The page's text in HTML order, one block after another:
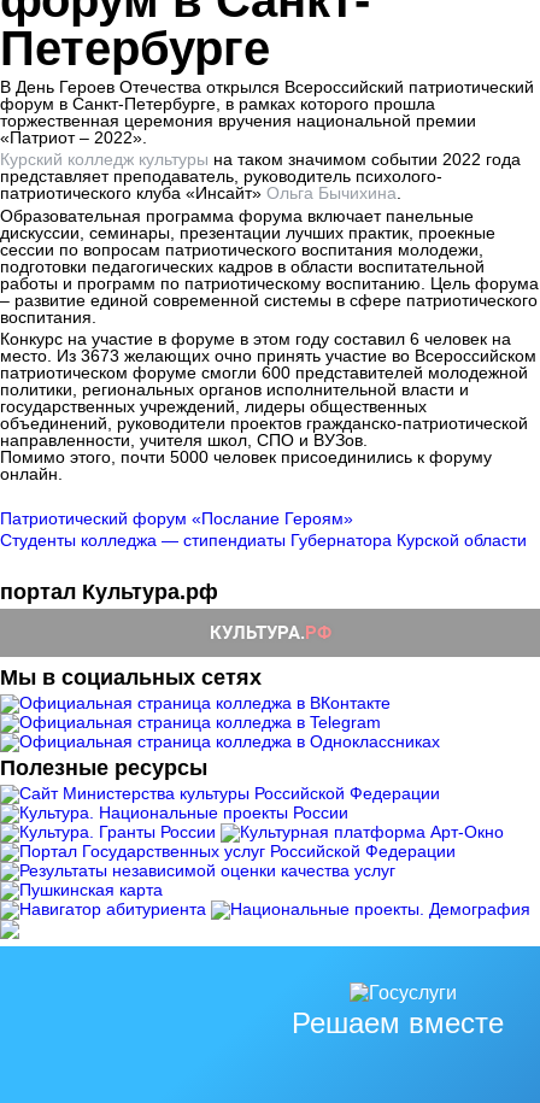
Петербурге
В День Героев Отечества открылся Всероссийский патриотический
форум в Санкт-Петербурге, в рамках которого прошла
торжественная церемония вручения национальной премии
«Патриот – 2022».
Курский колледж культуры на таком значимом событии 2022 года
представляет преподаватель, руководитель психолого-
патриотического клуба «Инсайт» Ольга Бычихина.
Образовательная программа форума включает панельные
дискуссии, семинары, презентации лучших практик, проекные
сессии по вопросам патриотического воспитания молодежи,
подготовки педагогических кадров в области воспитательной
работы и программ по патриотическому воспитанию. Цель форума
– развитие единой современной системы в сфере патриотического
воспитания.
Конкурс на участие в форуме в этом году составил 6 человек на
место. Из 3673 желающих очно принять участие во Всероссийском
патриотическом форуме смогли 600 представителей молодежной
политики, региональных органов исполнительной власти и
государственных учреждений, лидеры общественных
объединений, руководители проектов гражданско-патриотической
направленности, учителя школ, СПО и ВУЗов.
Помимо этого, почти 5000 человек присоединились к форуму
онлайн.
Патриотический форум «Послание Героям»
Студенты колледжа — стипендиаты Губернатора Курской области
портал Культура.рф
Мы в социальных сетях
Полезные ресурсы
Решаем вместе